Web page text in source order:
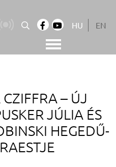
HU EN
– ÚJ
JÚLIA ÉS
HEGEDŰ-